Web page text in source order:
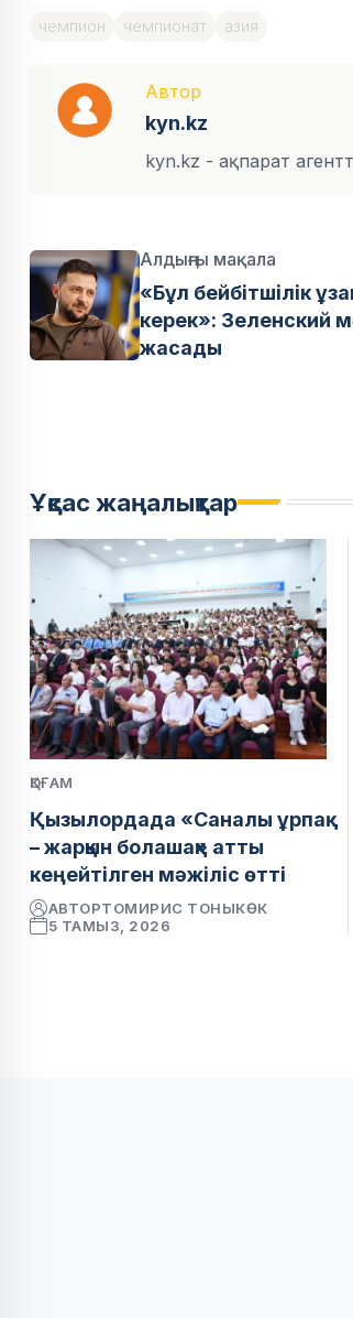
чемпион чемпионат азия
Автор
kyn.kz
kyn.kz - ақпарат
Алдыңғы мақала
«Бұл бейбітшілік
керек»: Зеленский
жасады
Ұқсас жаңалықтар
ҚОҒАМ
Қызылордада «Саналы ұрпақ
– жарқын болашақ» атты
кеңейтілген мәжіліс өтті
АВТОРТОМИРИС ТОНЫКӨК
5 ТАМЫЗ, 2026